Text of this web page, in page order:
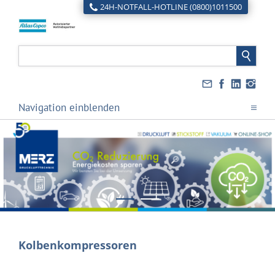
Navigation einblenden
Kolbenkompressoren
24H-NOTFALL-HOTLINE (0800)1011500